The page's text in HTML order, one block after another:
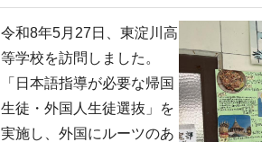
令和8年5月27日、東淀川高
等学校を訪問しました。
「日本語指導が必要な帰国
生徒・外国人生徒選抜」を
実施し、外国にルーツのあ